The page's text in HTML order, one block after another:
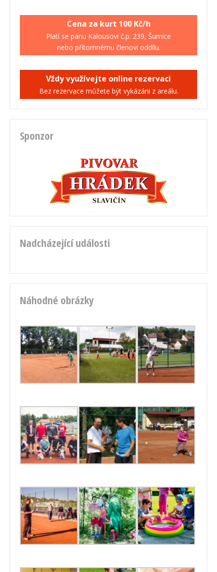
Cena za kurt 100 Kč/h
Platí se panu Kalousovi č.p. 239, Šumice
nebo přítomnému členovi oddílu.
Vždy využívejte online rezervaci
Bez rezervace můžete být vykázáni z areálu.
Sponzor
Nadcházející události
Náhodné obrázky